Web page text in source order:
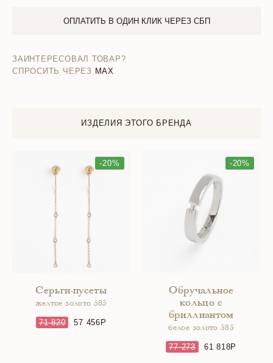
ОПЛАТИТЬ В ОДИН КЛИК ЧЕРЕЗ СБП
ЗАИНТЕРЕСОВАЛ ТОВАР?
СПРОСИТЬ ЧЕРЕЗ MAX
ИЗДЕЛИЯ ЭТОГО БРЕНДА
-20%
Серьги-пусеты
желтое золото 585
71 820 57 456
-20%
Обручальное
кольцо с
бриллиантом
белое золото 585
77 273 61 818